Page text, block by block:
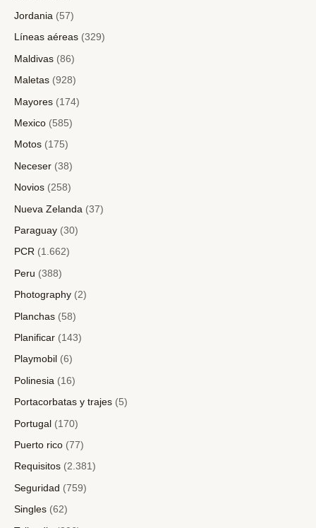
Jordania (57)
Líneas aéreas (329)
Maldivas (86)
Maletas (928)
Mayores (174)
Mexico (585)
Motos (175)
Neceser (38)
Novios (258)
Nueva Zelanda (37)
Paraguay (30)
PCR (1.662)
Peru (388)
Photography (2)
Planchas (58)
Planificar (143)
Playmobil (6)
Polinesia (16)
Portacorbatas y trajes (5)
Portugal (170)
Puerto rico (77)
Requisitos (2.381)
Seguridad (759)
Singles (62)